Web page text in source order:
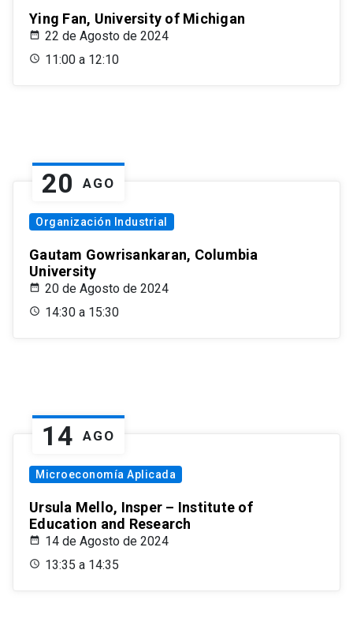
Ying Fan, University of Michigan
22 de Agosto de 2024
11:00 a 12:10
20 AGO
Organización Industrial
Gautam Gowrisankaran, Columbia
University
20 de Agosto de 2024
14:30 a 15:30
14 AGO
Microeconomía Aplicada
Ursula Mello, Insper – Institute of
Education and Research
14 de Agosto de 2024
13:35 a 14:35